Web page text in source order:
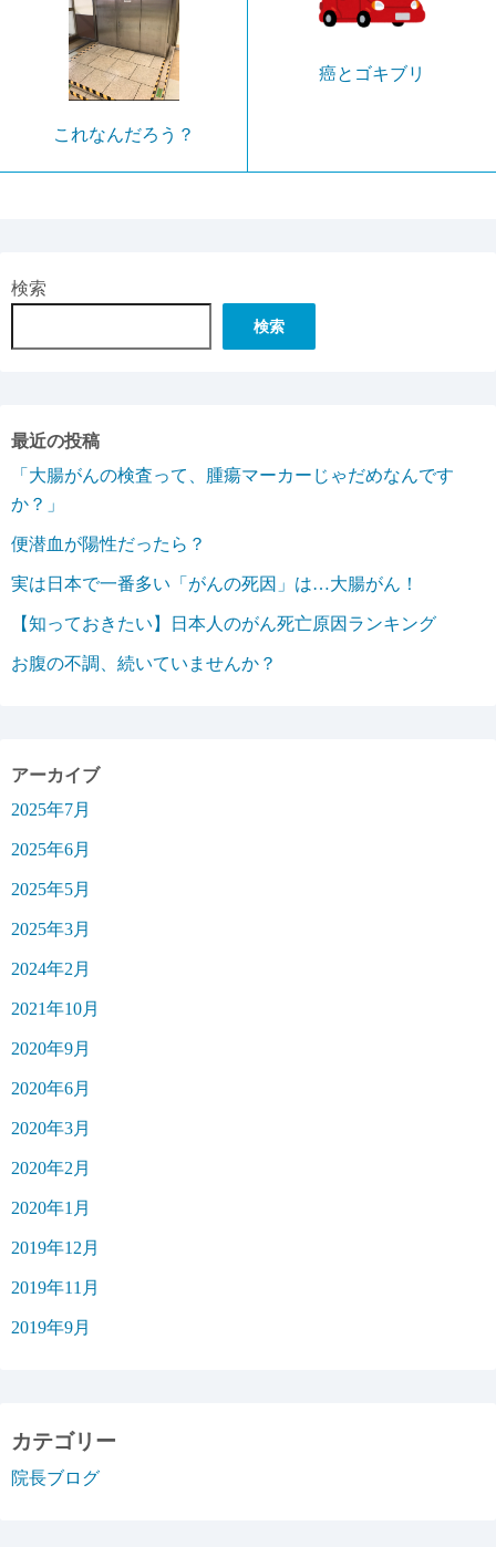
これなんだろう？
癌とゴキブリ
検索
検索
最近の投稿
「大腸がんの検査って、腫瘍マーカーじゃだめなんです
か？」
便潜血が陽性だったら？
実は日本で一番多い「がんの死因」は…大腸がん！
【知っておきたい】日本人のがん死亡原因ランキング
お腹の不調、続いていませんか？
アーカイブ
2025年7月
2025年6月
2025年5月
2025年3月
2024年2月
2021年10月
2020年9月
2020年6月
2020年3月
2020年2月
2020年1月
2019年12月
2019年11月
2019年9月
カテゴリー
院長ブログ